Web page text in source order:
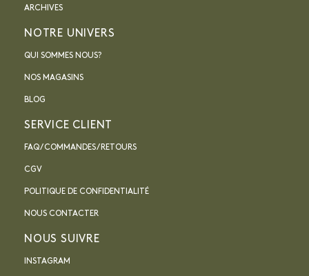
ARCHIVES
NOTRE UNIVERS
QUI SOMMES NOUS?
NOS MAGASINS
BLOG
SERVICE CLIENT
FAQ / COMMANDES / RETOURS
CGV
POLITIQUE DE CONFIDENTIALITÉ
NOUS CONTACTER
NOUS SUIVRE
INSTAGRAM